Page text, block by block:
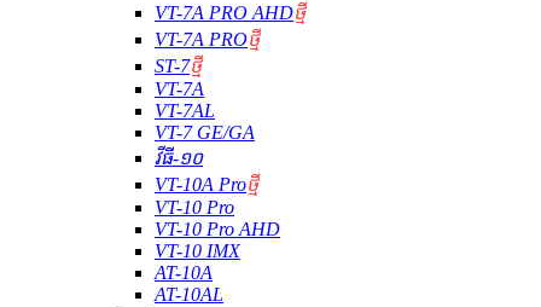
VT-7A PRO AHDថ្មី
VT-7A PROថ្មី
ST-7ថ្មី
VT-7A
VT-7AL
VT-7 GE/GA
វីធី-១០
VT-10A Proថ្មី
VT-10 Pro
VT-10 Pro AHD
VT-10 IMX
AT-10A
AT-10AL